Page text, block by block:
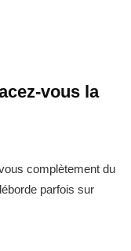
vous la
complètement du
parfois sur